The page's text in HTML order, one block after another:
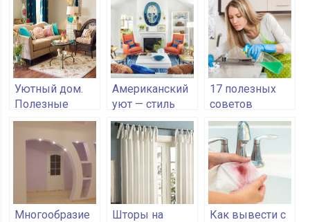
Уютный дом.
Полезные
советы для
хозяюшек
Американский
уют — стиль
оформления от
янки
17 полезных
советов
хозяйкам, для
дома, для
семьи
Многообразие
Шторы на
Как вывести с